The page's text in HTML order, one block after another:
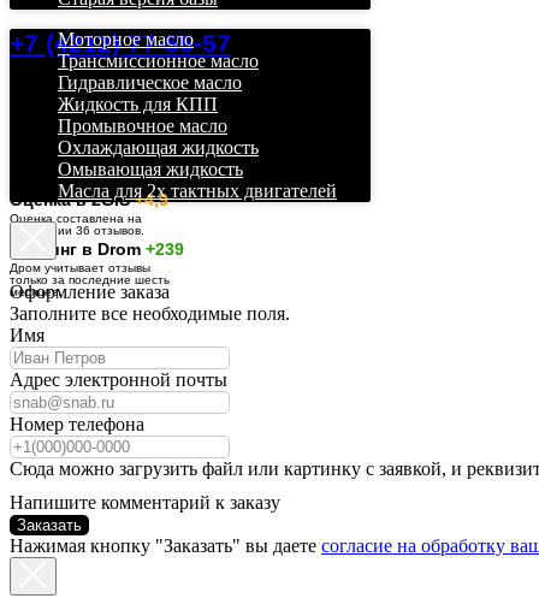
+7 (4212) 77-55-57
Оценка в 2GIS+4,9
Оценка составлена на
основании 36 отзывов.
Рейтинг в Drom +239
Дром учитывает отзывы
только за последние шесть
месяцев.
Моторное масло
Трансмиссионное масло
Гидравлическое масло
Жидкость для КПП
Промывочное масло
Охлаждающая жидкость
Омывающая жидкость
Масла для 2х тактных двигателей
Оформление заказа
Заполните все необходимые поля.
Имя
Адрес электронной почты
Номер телефона
Сюда можно загрузить файл или картинку с заявкой, и
Напишите комментарий к заказу
Заказать
Нажимая кнопку "Заказать" вы даете согласие на обработку